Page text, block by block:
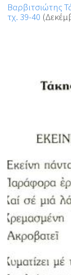
Βαρβιτσιώτης
τχ. 39-40